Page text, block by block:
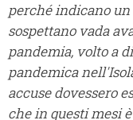
perché indicano
sospettano vada
pandemia, volto a
pandemica
accuse dovessero
che in questi mesi